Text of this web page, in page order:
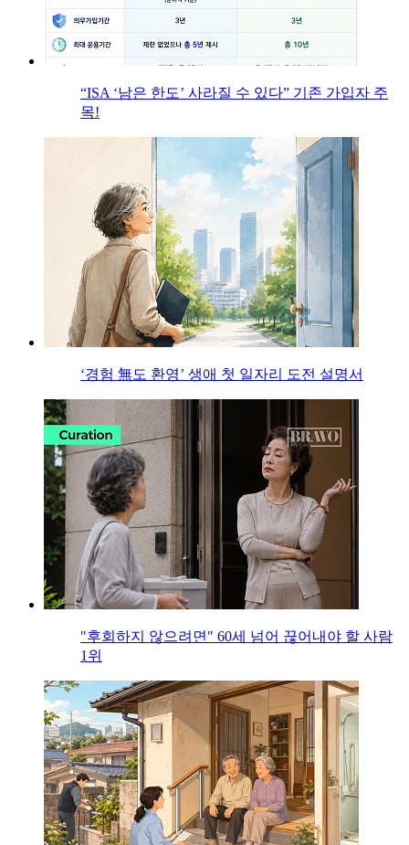
“ISA ‘남은 한도’ 사라질 수 있다” 기존 가입자 주
목!
‘경험 無도 환영’ 생애 첫 일자리 도전 설명서
"후회하지 않으려면" 60세 넘어 끊어내야 할 사람
1위